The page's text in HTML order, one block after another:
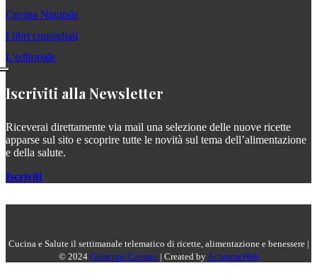
Cucina Naturale
I libri consigliati
L'editoriale
Iscriviti alla Newsletter
Riceverai direttamente via mail una selezione delle nuove ricette
apparse sul sito e scoprire tutte le novità sul tema dell’alimentazione
e della salute.
Iscriviti
Cucina e Salute il settimanale telematico di ricette, alimentazione e benessere |
© 2024 Giuseppe Capano | Created byAchromeWeb